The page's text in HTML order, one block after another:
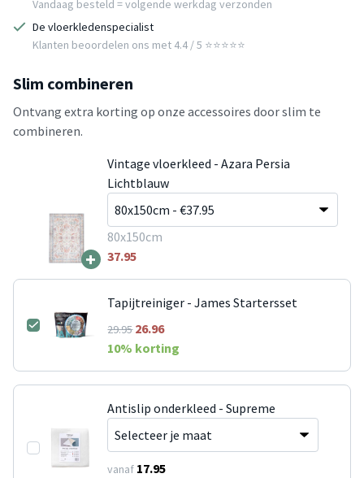
Vandaag besteld = volgende werkdag verzonden
De vloerkledenspecialist
Klanten beoordelen ons met 4.4 / 5 ⭐⭐⭐⭐⭐
Slim combineren
Ontvang extra korting op onze accessoires door slim te
combineren.
+
Vintage vloerkleed - Azara Persia
Lichtblauw
80x150cm
37.95
Tapijtreiniger - James Startersset
29.9526.96
10% korting
Antislip onderkleed - Supreme
vanaf 17.95